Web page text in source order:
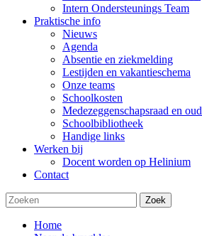
Intern Ondersteunings Team
Praktische info
Nieuws
Agenda
Absentie en ziekmelding
Lestijden en vakantieschema
Onze teams
Schoolkosten
Medezeggenschapsraad en
Schoolbibliotheek
Handige links
Werken bij
Docent worden op Helinium
Contact
Zoek
Home